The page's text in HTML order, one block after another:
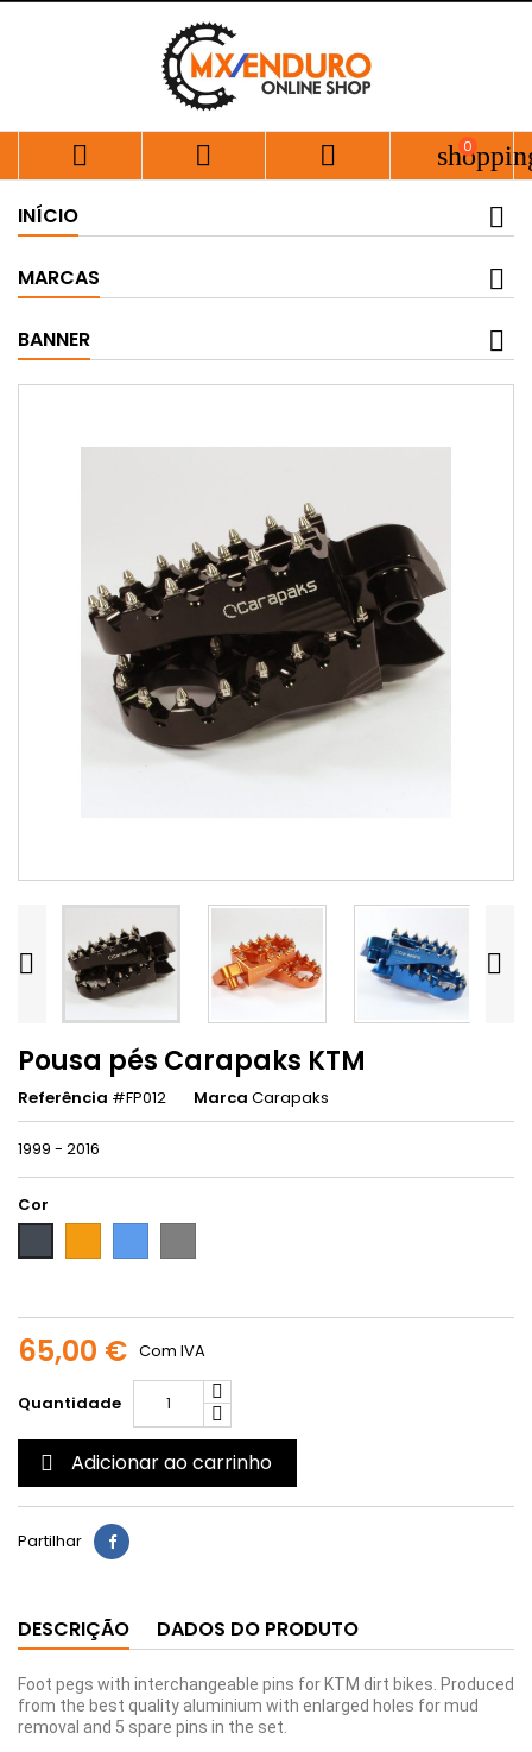
   0
INÍCIO
MARCAS
BANNER
 
Pousa pés Carapaks KTM
Referência #FP012 Marca Carapaks
1999 - 2016
Cor
65,00 € Com IVA
Quantidade
 Adicionar ao carrinho
Partilhar
DESCRIÇÃO DADOS DO PRODUTO
Foot pegs with interchangeable pins for KTM dirt bikes. Produced
from the best quality aluminium with enlarged holes for mud
removal and 5 spare pins in the set.